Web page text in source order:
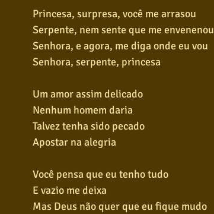
Princesa, surpresa, você me arrasou
Serpente, nem sente que me envenenou
Senhora, e agora, me diga onde eu vou
Senhora, serpente, princesa
Um amor assim delicado
Nenhum homem daria
Talvez tenha sido pecado
Apostar na alegria
Você pensa que eu tenho tudo
E vazio me deixa
Mas Deus não quer que eu fique mudo